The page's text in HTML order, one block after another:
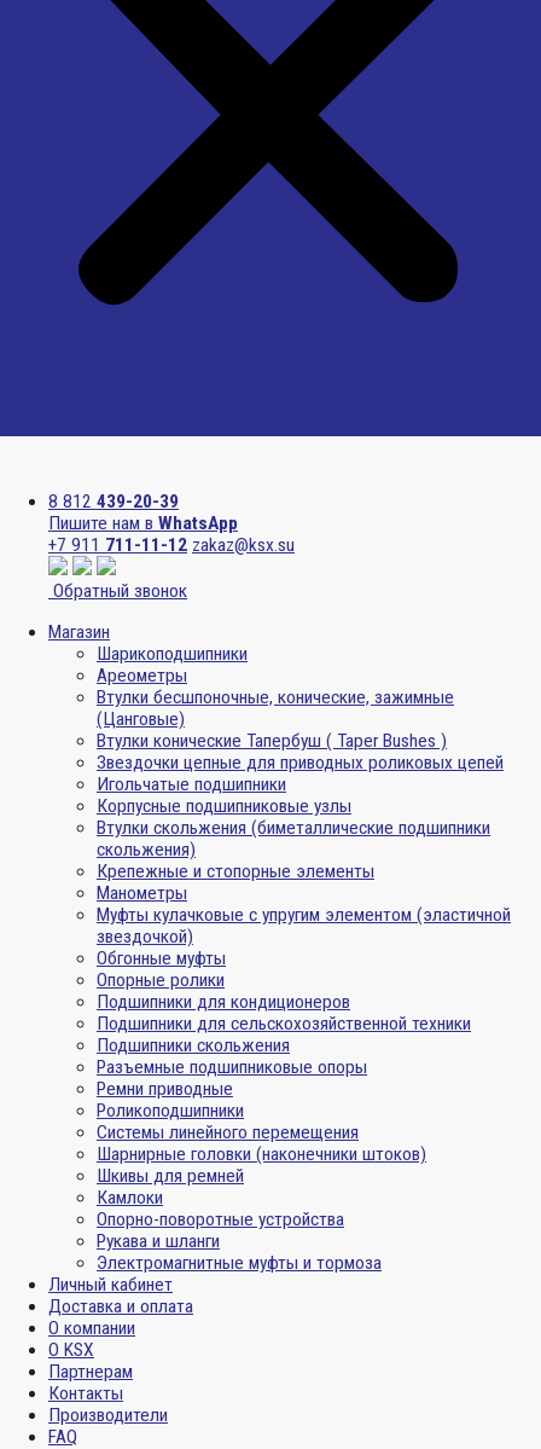
8 812 439-20-39
Пишите нам в WhatsApp
+7 911 711-11-12 zakaz@ksx.su
Обратный звонок
Магазин
Шарикоподшипники
Ареометры
Втулки бесшпоночные, конические, зажимные
(Цанговые)
Втулки конические Тапербуш ( Taper Bushes )
Звездочки цепные для приводных роликовых цепей
Игольчатые подшипники
Корпусные подшипниковые узлы
Втулки скольжения (биметаллические подшипники
скольжения)
Крепежные и стопорные элементы
Манометры
Муфты кулачковые с упругим элементом (эластичной
звездочкой)
Обгонные муфты
Опорные ролики
Подшипники для кондиционеров
Подшипники для сельскохозяйственной техники
Подшипники скольжения
Разъемные подшипниковые опоры
Ремни приводные
Роликоподшипники
Системы линейного перемещения
Шарнирные головки (наконечники штоков)
Шкивы для ремней
Камлоки
Опорно-поворотные устройства
Рукава и шланги
Электромагнитные муфты и тормоза
Личный кабинет
Доставка и оплата
О компании
О KSX
Партнерам
Контакты
Производители
FAQ